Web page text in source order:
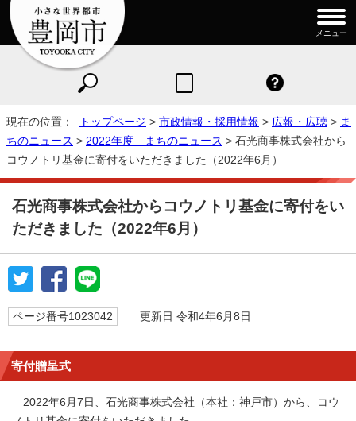
メニュー
現在の位置： トップページ > 市政情報・採用情報 > 広報・広聴 > ま
ちのニュース > 2022年度 まちのニュース > 石光商事株式会社から
コウノトリ基金に寄付をいただきました（2022年6月）
石光商事株式会社からコウノトリ基金に寄付をい
ただきました（2022年6月）
ページ番号1023042 更新日 令和4年6月8日
寄付贈呈式
2022年6月7日、石光商事株式会社（本社：神戸市）から、コウ